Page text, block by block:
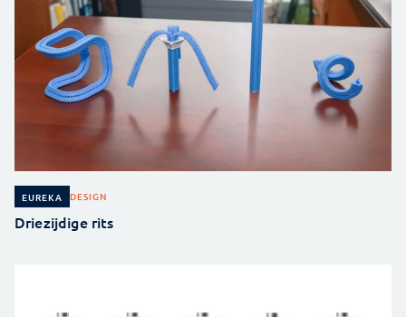
EUREKA DESIGN
Driezijdige rits